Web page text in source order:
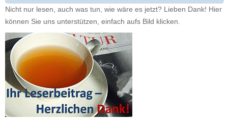
Nicht nur lesen, auch was tun, wie wäre es jetzt? Lieben Dank! Hier
können Sie uns unterstützen, einfach aufs Bild klicken.